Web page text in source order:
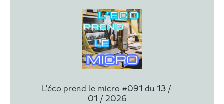
L'éco prend le micro #091 du 13 /
01 / 2026